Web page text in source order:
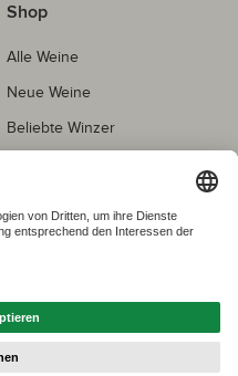
Shop
Alle Weine
Neue Weine
Beliebte Winzer